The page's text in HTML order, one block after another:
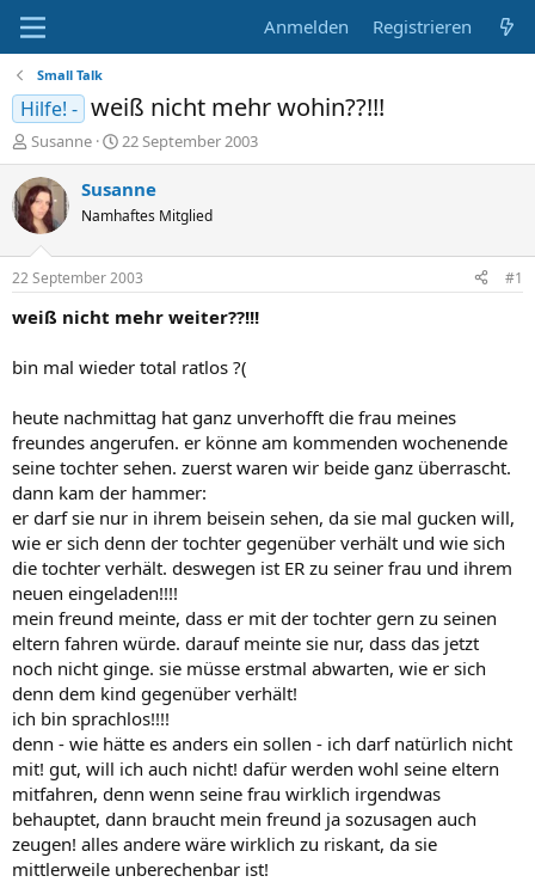
Anmelden Registrieren
Small Talk
Hilfe! - weiß nicht mehr wohin??!!!
E
r
s
t
e
e
r
Susanne
E
r
s
e
l
t
a
22 September 2003
Susanne
Namhaftes Mitglied
22 September 2003 #1
weiß nicht mehr weiter??!!!
bin mal wieder total ratlos ?(
heute nachmittag hat ganz unverhofft die frau meines
freundes angerufen. er könne am kommenden wochenende
seine tochter sehen. zuerst waren wir beide ganz überrascht.
dann kam der hammer:
er darf sie nur in ihrem beisein sehen, da sie mal gucken will,
wie er sich denn der tochter gegenüber verhält und wie sich
die tochter verhält. deswegen ist ER zu seiner frau und ihrem
neuen eingeladen!!!!
mein freund meinte, dass er mit der tochter gern zu seinen
eltern fahren würde. darauf meinte sie nur, dass das jetzt
noch nicht ginge. sie müsse erstmal abwarten, wie er sich
denn dem kind gegenüber verhält!
ich bin sprachlos!!!!
denn - wie hätte es anders ein sollen - ich darf natürlich nicht
mit! gut, will ich auch nicht! dafür werden wohl seine eltern
mitfahren, denn wenn seine frau wirklich irgendwas
behauptet, dann braucht mein freund ja sozusagen auch
zeugen! alles andere wäre wirklich zu riskant, da sie
mittlerweile unberechenbar ist!